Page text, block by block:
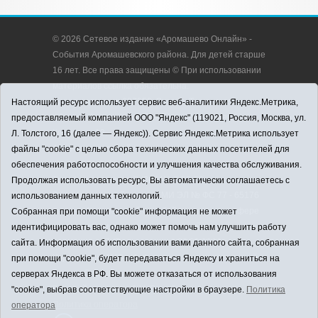
© 2026 Сетевое издание «Аромашево Онлайн» -
События Аромашевского района. Для детей старше
16 лет. Все права защищены © При использовании
материалов ссылка обязательна.
Адрес редакции: 627350, Россия, Тюменская
область, Аромашевский район, с. Аромашево, ул.
Кирова, д. 13.
Адрес электронной почты редакции:
strudu72@obl72.ru
Телефон редакции: 8 (34545) 2-30-58
Регистрационный номер СМИ ЭЛ № ФС 77 - 65176
выдано Федеральной службой по надзору в сфере
связи, информационных технологий и массовых
коммуникаций (Роскомнадзор) 28.03.2016 г.
Учредитель: АНО «Информационно-издательский
центр «Слава труду».
Главный редактор: А.Н. Барабанщиков
Политика оператора
Настоящий ресурс использует сервис веб-аналитики Яндекс.Метрика,
предоставляемый компанией ООО "Яндекс" (119021, Россия, Москва, ул.
Л. Толстого, 16 (далее — Яндекс)). Сервис Яндекс.Метрика использует
файлы "cookie" с целью сбора технических данных посетителей для
обеспечения работоспособности и улучшения качества обслуживания.
Продолжая использовать ресурс, Вы автоматически соглашаетесь с
использованием данных технологий.
Собранная при помощи "cookie" информация не может
идентифицировать вас, однако может помочь нам улучшить работу
сайта. Информация об использовании вами данного сайта, собранная
при помощи "cookie", будет передаваться Яндексу и храниться на
серверах Яндекса в РФ. Вы можете отказаться от использования
"cookie", выбрав соответствующие настройки в браузере. Политика
оператора